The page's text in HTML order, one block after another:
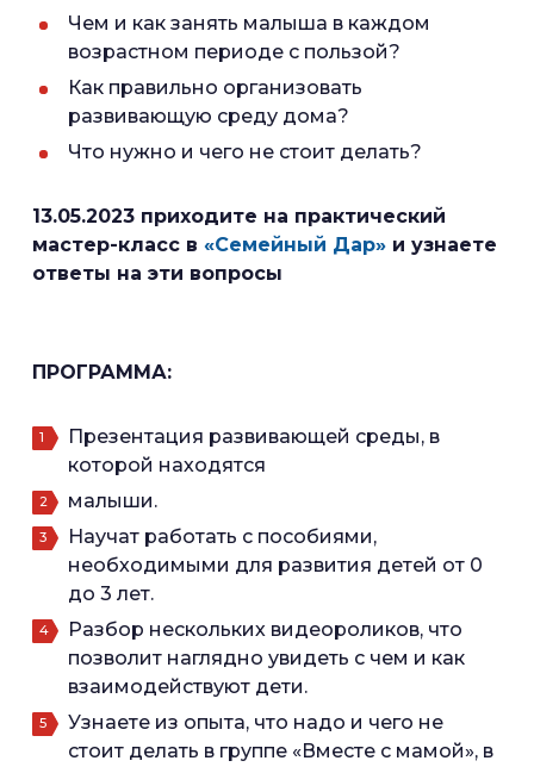
Чем и как занять малыша в каждом
возрастном периоде с пользой?
Как правильно организовать
развивающую среду дома?
Что нужно и чего не стоит делать?
13.05.2023 приходите на практический
мастер-класс в «Семейный Дар» и узнаете
ответы на эти вопросы
ПРОГРАММА:
Презентация развивающей среды, в
которой находятся
малыши.
Научат работать с пособиями,
необходимыми для развития детей от 0
до 3 лет.
Разбор нескольких видеороликов, что
позволит наглядно увидеть с чем и как
взаимодействуют дети.
Узнаете из опыта, что надо и чего не
стоит делать в группе «Вместе с мамой», в